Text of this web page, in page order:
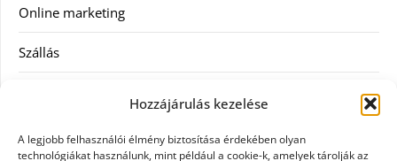
Hozzájárulás kezelése
A legjobb felhasználói élmény biztosítása érdekében olyan
technológiákat használunk, mint például a cookie-k, amelyek tárolják az
Online marketing
Szállás
Szellőztető